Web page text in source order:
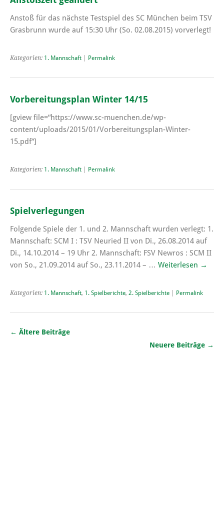
Anstoß für das nächste Testspiel des SC München beim TSV
Grasbrunn wurde auf 15:30 Uhr (So. 02.08.2015) vorverlegt!
Kategorien: 1. Mannschaft Permalink
Vorbereitungsplan Winter 14/15
[gview file=“https://www.sc-muenchen.de/wp-
content/uploads/2015/01/Vorbereitungsplan-Winter-
15.pdf“]
Kategorien: 1. Mannschaft Permalink
Spielverlegungen
Folgende Spiele der 1. und 2. Mannschaft wurden verlegt: 1.
Mannschaft: SCM I : TSV Neuried II von Di., 26.08.2014 auf
Di., 14.10.2014 – 19 Uhr 2. Mannschaft: FSV Newros : SCM II
von So., 21.09.2014 auf So., 23.11.2014 – … Weiterlesen →
Kategorien: 1. Mannschaft, 1. Spielberichte, 2. Spielberichte Permalink
← Ältere Beiträge
Neuere Beiträge →